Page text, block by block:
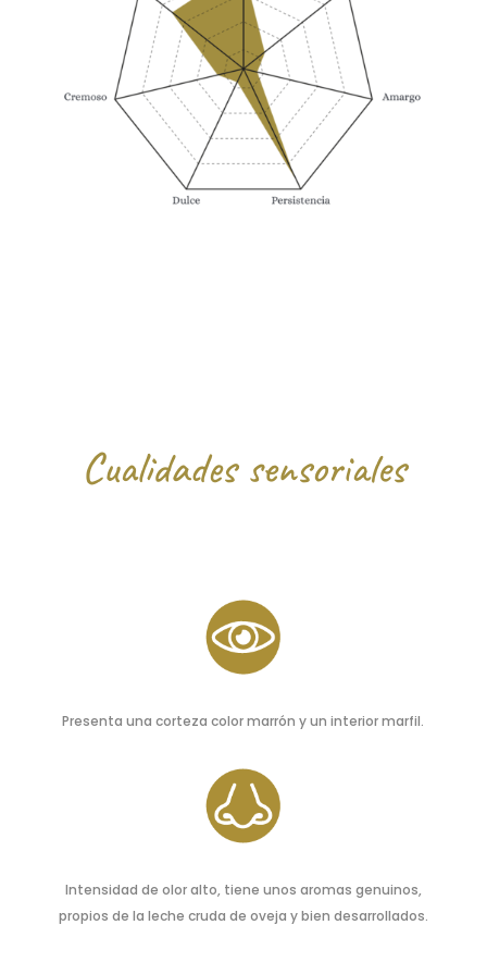
Cualidades sensoriales
Presenta una corteza color marrón y un interior marfil.
Intensidad de olor alto, tiene unos aromas genuinos,
propios de la leche cruda de oveja y bien desarrollados.